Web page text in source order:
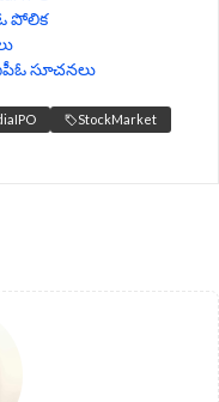
పోలిక
సూచనలు
StockMarket